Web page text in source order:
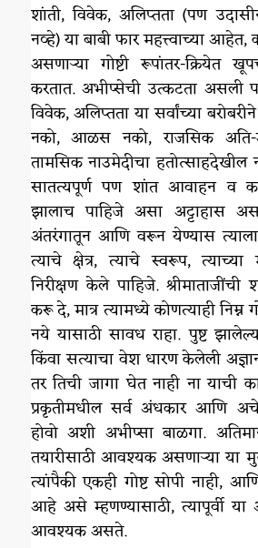
शांती, विवेक, अलिप्तता (पण
नव्हे) या बाबी फार महत्त्वाच्या आहेत,
असणाऱ्या गोष्टी रूपांतर-क्रियेत
करतात. अभीप्सेची उत्कटता असली
विवेक, अलिप्तता या सर्वांच्या
नको, आळस नको, राजसिक
तामसिक नाउमेदीचा
सातत्यपूर्ण पण शांत आवाहन व
झालाच पाहिजे असा अट्टाहास
अंतरंगातून आणि वरून येण्यास
त्याचे क्षेत्र, त्याचे स्वरूप,
निरीक्षण केले पाहिजे.
करू दे, मात्र त्यामध्ये कोणत्याही निम्न
नये यासाठी सावध राहा. पुष्ट
किंवा सत्याचा वेश धारण केलेली
तर तिची जागा घेत नाही ना याची
प्रकृतीमधील सर्व अंधकार आणि
होवो अशी अभीप्सा बाळगा.
तयारीसाठी आवश्यक असणाऱ्या
त्यांपैकी एकही गोष्ट सोपी नाही,
आहे असे म्हणण्यासाठी, त्यापूर्वी या
आवश्यक असते.